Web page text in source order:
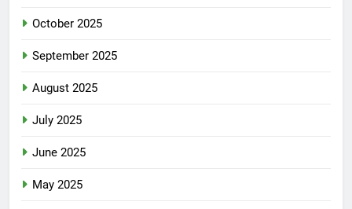
October 2025
September 2025
August 2025
July 2025
June 2025
May 2025